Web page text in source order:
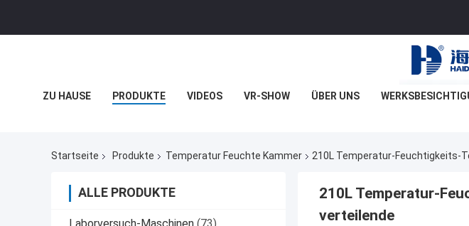
ZU HAUSE PRODUKTE VIDEOS VR-SHOW ÜBER UNS
Startseite Produkte Temperatur Feuchte Kammer 210L Temperatur-Feuchtigkeits-
ALLE PRODUKTE
210L Temperatur-
verteilende